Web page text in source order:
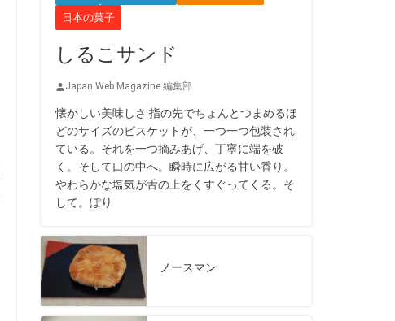
日本の菓子
しるこサンド
Japan Web Magazine 編集部
懐かしい美味しさ 指の先でちょんとつまめるほ
どのサイズのビスケットが、一つ一つ包装され
ている。それを一つ摘みあげ、丁寧に端を破
く。そして口の中へ。瞬時に広がる甘い香り。
やわらかな塩気が舌の上をくすぐってくる。そ
して。ぽり
ノースマン